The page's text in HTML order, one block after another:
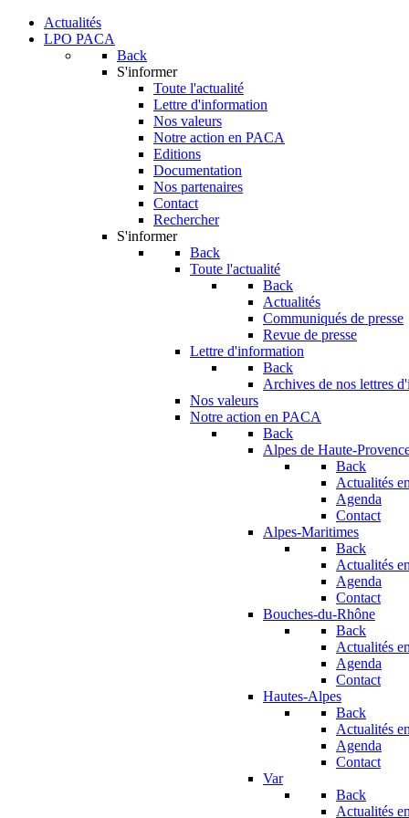
Actualités
LPO PACA
Back
S'informer
Toute l'actualité
Lettre d'information
Nos valeurs
Notre action en PACA
Editions
Documentation
Nos partenaires
Contact
Rechercher
S'informer
Back
Toute l'actualité
Back
Actualités
Communiqués de presse
Revue de presse
Lettre d'information
Back
Archives de nos lettres
Nos valeurs
Notre action en PACA
Back
Alpes de Haute-
Back
Actualités
Agenda
Contact
Alpes-Maritimes
Back
Actualités
Agenda
Contact
Bouches-du-Rhône
Back
Actualités
Agenda
Contact
Hautes-Alpes
Back
Actualités
Agenda
Contact
Var
Back
Actualités